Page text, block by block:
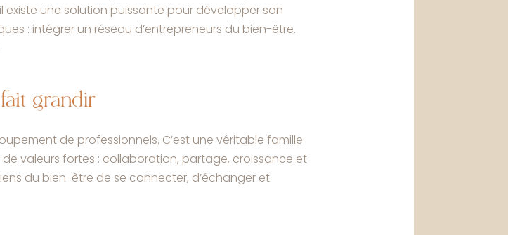
une solution puissante pour développer son
: intégrer un réseau d’entrepreneurs du bien-être.
grandir
de professionnels. C’est une véritable famille
valeurs fortes : collaboration, partage, croissance et
du bien-être de se connecter, d’échanger et